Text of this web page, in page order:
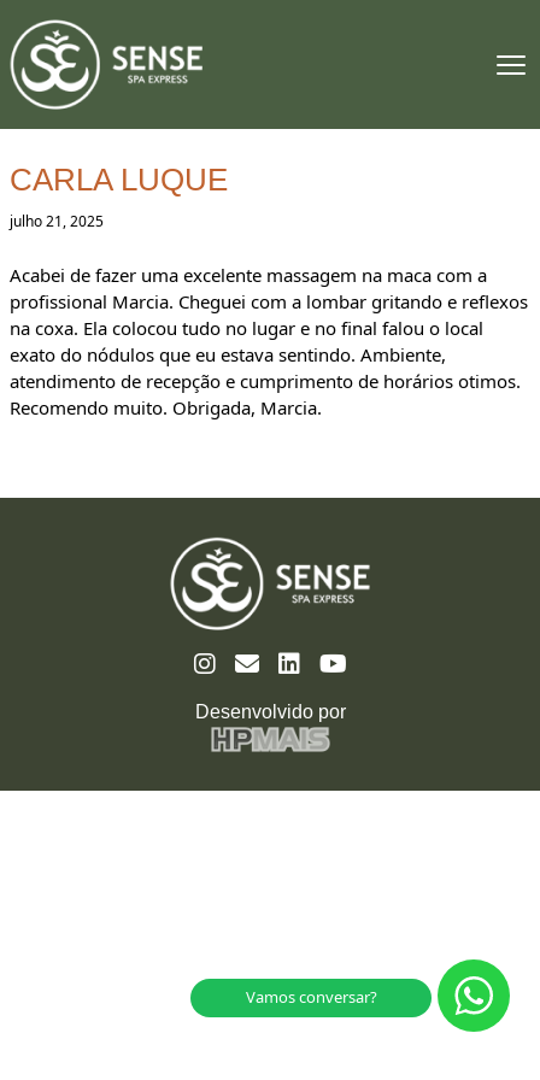
CARLA LUQUE
julho 21, 2025
Acabei de fazer uma excelente massagem na maca com a
profissional Marcia. Cheguei com a lombar gritando e reflexos
na coxa. Ela colocou tudo no lugar e no final falou o local
exato do nódulos que eu estava sentindo. Ambiente,
atendimento de recepção e cumprimento de horários otimos.
Recomendo muito. Obrigada, Marcia.
Desenvolvido por
Vamos conversar?